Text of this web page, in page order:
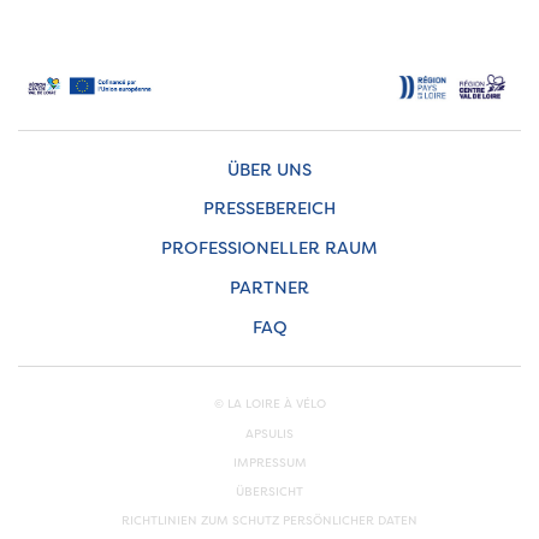
ÜBER UNS
PRESSEBEREICH
PROFESSIONELLER RAUM
PARTNER
FAQ
© LA LOIRE À VÉLO
APSULIS
IMPRESSUM
ÜBERSICHT
RICHTLINIEN ZUM SCHUTZ PERSÖNLICHER DATEN